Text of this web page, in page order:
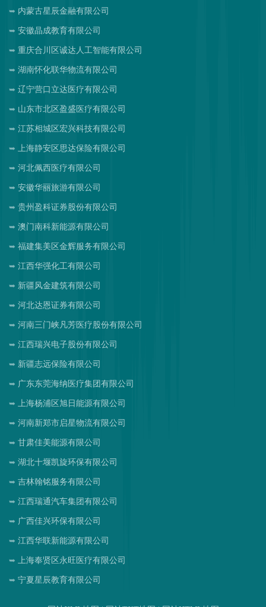
内蒙古星辰金融有限公司
安徽晶成教育有限公司
重庆合川区诚达人工智能有限公司
湖南怀化联华物流有限公司
辽宁营口立达医疗有限公司
山东市北区盈盛医疗有限公司
江苏相城区宏兴科技有限公司
上海静安区思达保险有限公司
河北佩西医疗有限公司
安徽华丽旅游有限公司
贵州盈科证券股份有限公司
澳门南科新能源有限公司
福建集美区金辉服务有限公司
江西华强化工有限公司
新疆风金建筑有限公司
河北达恩证券有限公司
河南三门峡凡芳医疗股份有限公司
江西瑞兴电子股份有限公司
新疆志远保险有限公司
广东东莞海纳医疗集团有限公司
上海杨浦区旭日能源有限公司
河南新郑市启星物流有限公司
甘肃佳美能源有限公司
湖北十堰凯旋环保有限公司
吉林翰铭服务有限公司
江西瑞通汽车集团有限公司
广西佳兴环保有限公司
江西华联新能源有限公司
上海奉贤区永旺医疗有限公司
宁夏星辰教育有限公司